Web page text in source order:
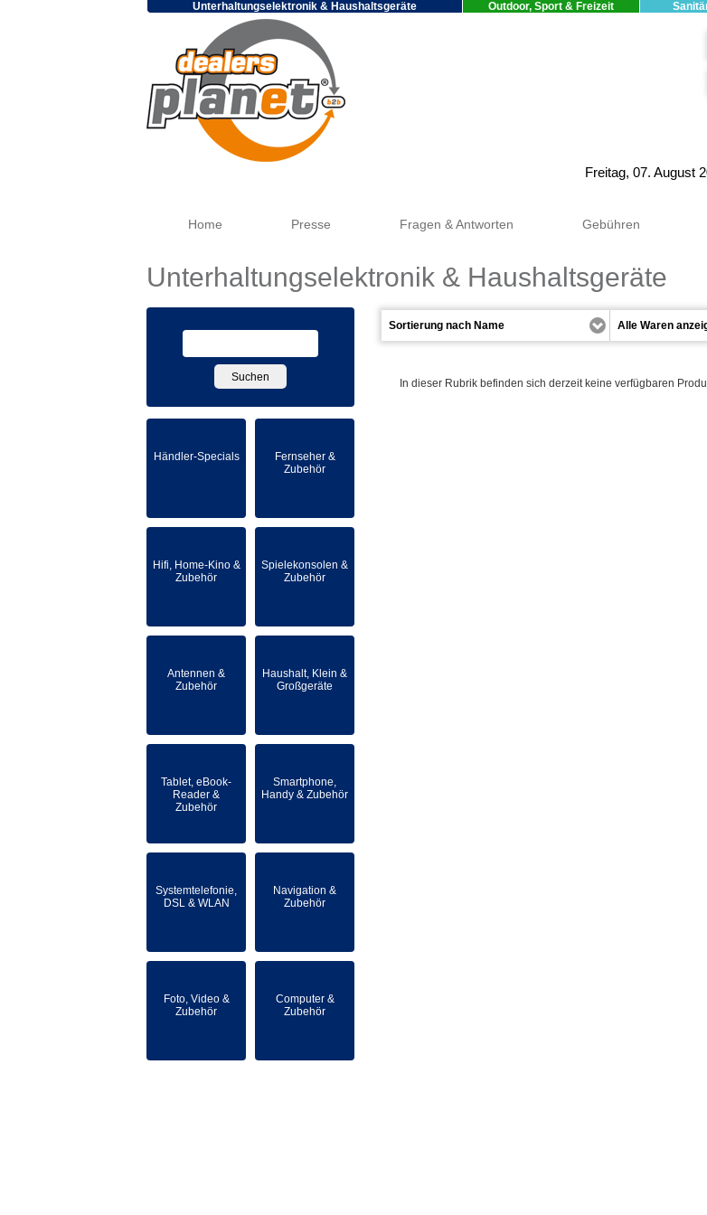
Unterhaltungselektronik & Haushaltsgeräte Outdoor, Sport & Freizeit
Freitag, 07. August
Home Presse Fragen & Antworten Gebühren
Unterhaltungselektronik & Haushaltsgeräte
In dieser Rubrik befinden sich derzeit keine verfügbaren
Händler-Specials
Fernseher &
Zubehör
Hifi, Home-Kino &
Zubehör
Spielekonsolen &
Zubehör
Antennen &
Zubehör
Haushalt, Klein &
Großgeräte
Tablet, eBook-
Reader &
Zubehör
Smartphone,
Handy & Zubehör
Systemtelefonie,
DSL & WLAN
Navigation &
Zubehör
Foto, Video &
Zubehör
Computer &
Zubehör